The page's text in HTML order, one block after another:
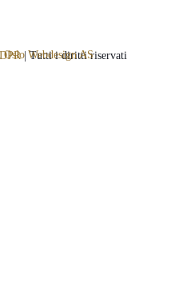
| Tutti i diritti riservati
Oslo Webdesign AS